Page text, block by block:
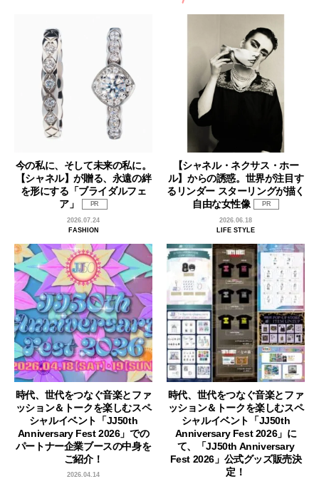
今の私に、そして未来の私に。
【シャネル】が贈る、永遠の絆
を形にする「ブライダルフェ
ア」
PR
2026.07.24
FASHION
【シャネル・ネクサス・ホー
ル】からの誘惑。世界が注目す
るリンダー スターリングが描く
自由な女性像
PR
2026.06.18
LIFE STYLE
時代、世代をつなぐ音楽とファ
ッション＆トークを楽しむスペ
シャルイベント「JJ50th
Anniversary Fest 2026」での
パートナー企業ブースの中身を
ご紹介！
2026.04.14
時代、世代をつなぐ音楽とファ
ッション＆トークを楽しむスペ
シャルイベント「JJ50th
Anniversary Fest 2026」に
て、「JJ50th Anniversary
Fest 2026」公式グッズ販売決
定！